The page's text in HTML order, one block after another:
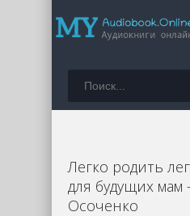
Легко родить
для будущих мам
Осоченко